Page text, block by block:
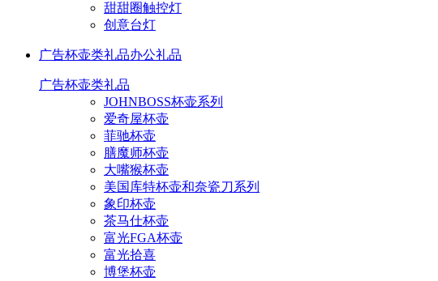
甜甜圈触控灯
创意台灯
广告杯壶类礼品办公礼品
广告杯壶类礼品
JOHNBOSS杯壶系列
爱奇屋杯壶
菲驰杯壶
膳魔师杯壶
大嘴猴杯壶
美国库特杯壶和奈瓷刀系列
象印杯壶
茶马仕杯壶
富光FGA杯壶
富光拾喜
博堡杯壶